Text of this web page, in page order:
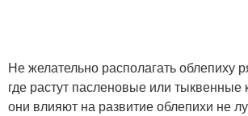
Не желательно располагать облепиху
где растут пасленовые или тыквенные
они влияют на развитие облепихи не